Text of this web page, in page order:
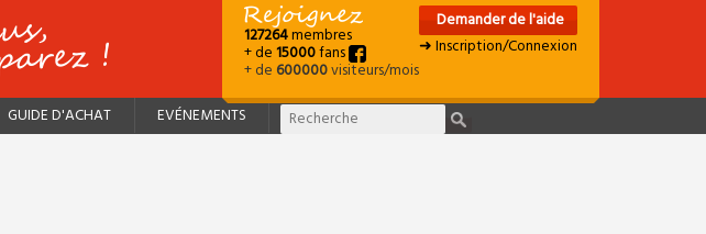
127264membres
+ de15000fans
+ de600000visiteurs/mois
Demander de l'aide
➜ Inscription/Connexion
GUIDE D'ACHAT EVÉNEMENTS